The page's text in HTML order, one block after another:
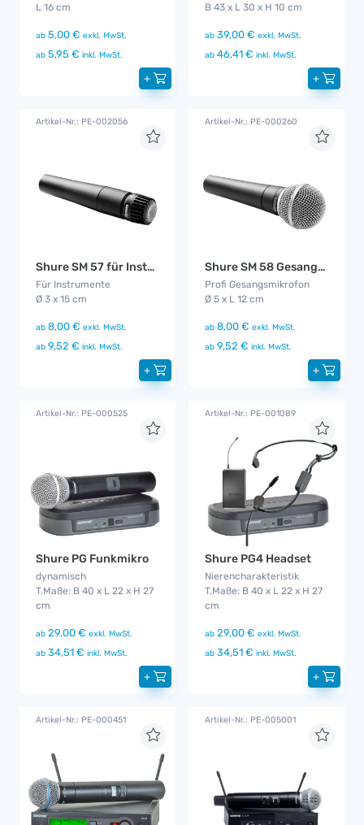
L 16 cm
ab 5,00 € exkl. MwSt.
ab 5,95 € inkl. MwSt.
+
B 43 x L 30 x H 10 cm
ab 39,00 € exkl. MwSt.
ab 46,41 € inkl. MwSt.
+
Artikel-Nr.: PE-002056
Shure SM 57 für Instrumentenabnahme
Für Instrumente
Ø 3 x 15 cm
ab 8,00 € exkl. MwSt.
ab 9,52 € inkl. MwSt.
+
Artikel-Nr.: PE-000260
Shure SM 58 Gesangsmikrofon
Profi Gesangsmikrofon
Ø 5 x L 12 cm
ab 8,00 € exkl. MwSt.
ab 9,52 € inkl. MwSt.
+
Artikel-Nr.: PE-000525
Shure PG Funkmikro
dynamisch
T.Maße: B 40 x L 22 x H 27
cm
ab 29,00 € exkl. MwSt.
ab 34,51 € inkl. MwSt.
+
Artikel-Nr.: PE-001089
Shure PG4 Headset
Nierencharakteristik
T.Maße: B 40 x L 22 x H 27
cm
ab 29,00 € exkl. MwSt.
ab 34,51 € inkl. MwSt.
+
Artikel-Nr.: PE-000451 Artikel-Nr.: PE-005001